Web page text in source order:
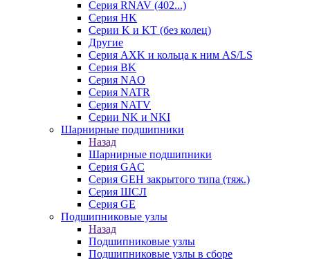
Серия RNAV (402...)
Серия HK
Серии K и KT (без колец)
Другие
Серия AXK и кольца к ним AS/LS
Серия BK
Серия NAO
Серия NATR
Серия NATV
Серии NK и NKI
Шарнирные подшипники
Назад
Шарнирные подшипники
Серия GAC
Серия GEH закрытого типа (тяж.)
Серия ШСЛ
Серия GE
Подшипниковые узлы
Назад
Подшипниковые узлы
Подшипниковые узлы в сборе